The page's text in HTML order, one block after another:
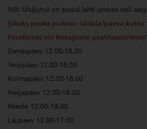
NB! Üldjuhul on pood lahti umbes neil
juhuks peaks jooksva nädala/päeva
Facebooki või Instagrami postitusest/
Esmaspäev 12.00-18.00
Teisipäev 12.00-18.00
Kolmapäev 12.00-18.00
Neljapäev 12.00-18.00
Reede 12.00-18.00
Laupäev 12.00-17.00